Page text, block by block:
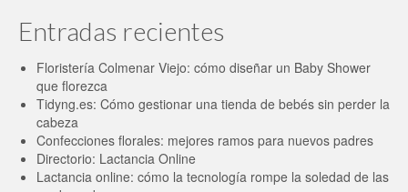
Entradas recientes
Floristería Colmenar Viejo: cómo diseñar un Baby Shower
que florezca
Tidyng.es: Cómo gestionar una tienda de bebés sin perder la
cabeza
Confecciones florales: mejores ramos para nuevos padres
Directorio: Lactancia Online
Lactancia online: cómo la tecnología rompe la soledad de las